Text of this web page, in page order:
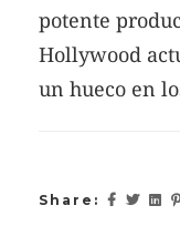
potente
Hollywood
un hueco en
Share: